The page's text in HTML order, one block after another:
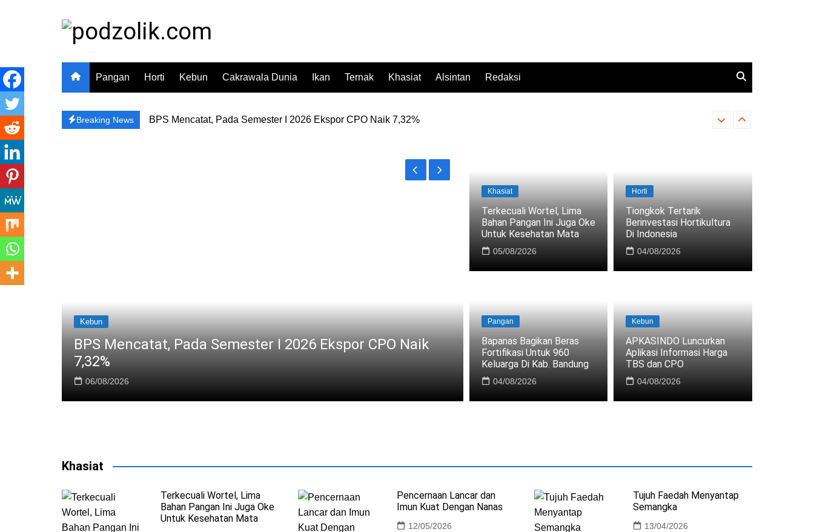
Pangan Horti Kebun Cakrawala Dunia Ikan Ternak Khasiat Alsintan Redaksi
Breaking News KKP Dukung
Semester I 2026 Ekspor CPO Naik
BULOG Perluas Distribusi Beras Premium Ke Retail
Modern, Pastikan Pasokan Aman
KKP Dukung
Mangrove &
Khasiat
Terkecuali Wortel, Lima
Bahan Pangan Ini Juga Oke
Untuk Kesehatan Mata
05/08/2026
Horti
Tiongkok Tertarik
Berinvestasi Hortikultura
Di Indonesia
04/08/2026
Pangan
Bapanas Bagikan Beras
Fortifikasi Untuk 960
Keluarga Di Kab. Bandung
04/08/2026
Kebun
APKASINDO Luncurkan
Aplikasi Informasi Harga
TBS dan CPO
04/08/2026
Khasiat
Terkecuali Wortel, Lima
Bahan Pangan Ini Juga Oke
Untuk Kesehatan Mata
Pencernaan Lancar dan
Imun Kuat Dengan Nanas
12/05/2026
Tujuh Faedah Menyantap
Semangka
13/04/2026